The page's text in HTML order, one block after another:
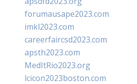
forumausape2023.com
imkl2023.com
careerfaircsd2023.com
apsth2023.com
MedItRio2023.org
lcicon2023boston.com